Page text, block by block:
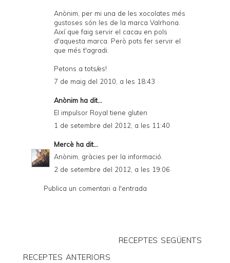
Anònim, per mi una de les xocolates més
gustoses són les de la marca Valrhona.
Així que faig servir el cacau en pols
d'aquesta marca. Però pots fer servir el
que més t'agradi.
Petons a tots/es!
7 de maig del 2010, a les 18:43
Anònim ha dit...
El impulsor Royal tiene gluten
1 de setembre del 2012, a les 11:40
Mercè ha dit...
Anònim, gràcies per la informació.
2 de setembre del 2012, a les 19:06
Publica un comentari a l'entrada
RECEPTES SEGÜENTS
RECEPTES ANTERIORS